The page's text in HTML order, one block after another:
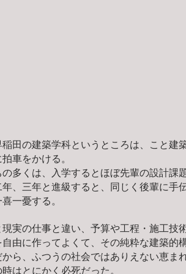
田の建築学科というところは、こと建
車をかける。
多くは、入学するとほぼ先輩の設計課
、三年と進級すると、同じく後輩に
一憂する。
実の仕事と違い、予算や工程・施工技
自由に作ってよくて、その純粋な建築
から、ふつうの社会ではありえない恵
はとにかく必死だった。